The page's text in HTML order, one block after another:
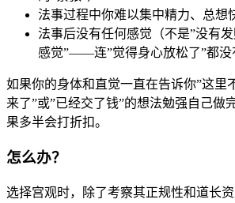
法事过程中你难以集中精力、总想
法事后没有任何感觉（不是”没有
感觉”——连”觉得身心放松了”都没
如果你的身体和直觉一直在告诉你”这里
来了”或”已经交了钱”的想法勉强自己
果多半会打折扣。
怎么办？
选择宫观时，除了考察其正规性和道长